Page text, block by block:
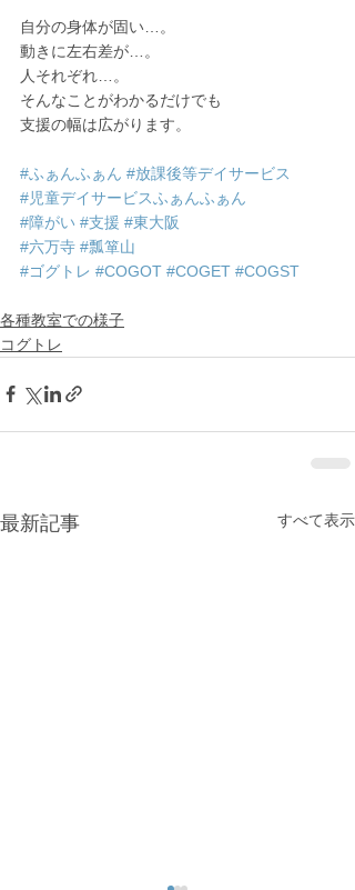
自分の身体が固い…。
動きに左右差が…。
人それぞれ…。
そんなことがわかるだけでも
支援の幅は広がります。
#ふぁんふぁん #放課後等デイサービス
#児童デイサービスふぁんふぁん
#障がい #支援 #東大阪
#六万寺 #瓢箪山
#ゴグトレ #COGOT #COGET #COGST
各種教室での様子
コグトレ
最新記事 すべて表示